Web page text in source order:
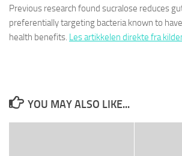
Previous research found sucralose reduces
preferentially targeting bacteria known to
health benefits. Les artikkelen direkte fra
YOU MAY ALSO LIKE...